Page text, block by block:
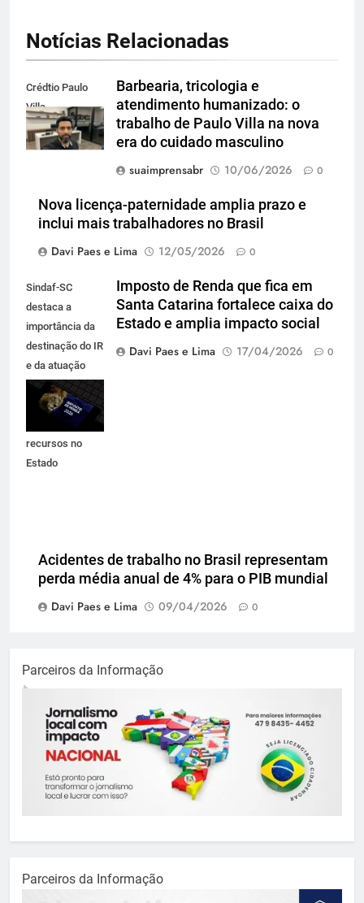
Notícias Relacionadas
Crédtio Paulo
Villa
Barbearia, tricologia e
atendimento humanizado: o
trabalho de Paulo Villa na nova
era do cuidado masculino
suaimprensabr
10/06/2026 0
Nova licença-paternidade amplia prazo e
inclui mais trabalhadores no Brasil
Davi Paes e Lima
12/05/2026 0
Sindaf-SC
destaca a
importância da
destinação do IR
e da atuação
técnica que
garante
permanência de
recursos no
Estado
Imposto de Renda que fica em
Santa Catarina fortalece caixa do
Estado e amplia impacto social
Davi Paes e Lima
17/04/2026 0
Acidentes de trabalho no Brasil representam
perda média anual de 4% para o PIB mundial
Davi Paes e Lima
09/04/2026 0
Parceiros da Informação
Parceiros da Informação